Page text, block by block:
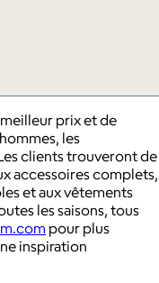
prix et de
les
clients trouveront de
accessoires complets,
et aux vêtements
les saisons, tous
pour plus
inspiration